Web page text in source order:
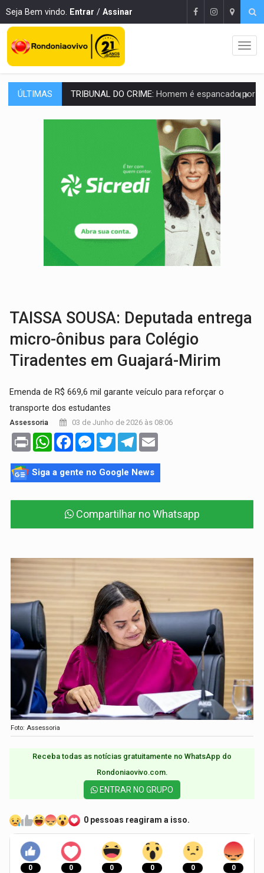
Seja Bem vindo. Entrar / Assinar
ÚLTIMAS VÍDEO:Perseguição é registrada no shopping após colombiana furtar
LUDOPATIA:Apostas online começam a afetar produtividade e rotina
Plantar árvores não será mais suficiente para
OVNIS NA LUA:Cientistas alertam para possível base secreta no satélite
ACABOU COM PEUGEOT:Incêndio destrói carro que era rebocado para oficina
Ladrão é filmado furtando moto na frente do bar
BOLSAS DE PESQUISA: Iniciativa Amazônia+10 lança chamada para fortalecer
MATERIAL: Brasil tem grandes reservas de urânio, mas produz pouco e
TAISSA SOUSA: Deputada entrega
micro-ônibus para Colégio
Tiradentes em Guajará-Mirim
Emenda de R$ 669,6 mil garante veículo para reforçar o
transporte dos estudantes
Assessoria 03 de Junho de 2026 às 08:06
Print WhatsAppFacebookMessenger
TwitterTelegram
Siga a gente no Google News
Compartilhar no Whatsapp
Foto: Assessoria
Receba todas as notícias gratuitamente no WhatsApp do
Rondoniaovivo.com.​
ENTRAR NO GRUPO
0 pessoas reagiram a isso.
0 0 0 0 0 0